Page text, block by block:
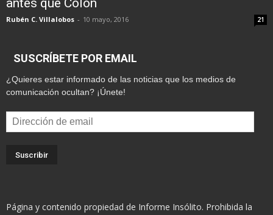
antes que Colón
Rubén C. Villalobos - 10 mayo, 2016 21
SUSCRÍBETE POR EMAIL
¿Quieres estar informado de las noticias que los medios de
comunicación ocultan? ¡Únete!
Dirección
de
Página y contenido propiedad de Informe Insólito. Prohibida la